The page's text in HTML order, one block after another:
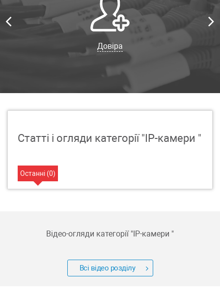
Довіра
Статті і огляди категорії "IP-камери "
Останні (0)
Відео-огляди категорії " IP-камери "
Всі відео розділу